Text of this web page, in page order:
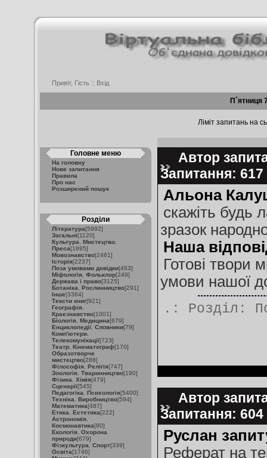
Привіт, Гість :: Вхід
П`ятниця
Ліміт запитань на
Головне меню
На головну
Нове запитання
Правила
Про нас
Розширений пошук
Розділи
Література[5992]
Загальні[1120]
Культура. Мистецтво.
Преса[1895]
Мовознавство[2461]
Історія[2237]
Поза умовами довідки[463]
Міфологія. Фольклор[249]
Держава і право[3125]
Ботаніка. Рослинництво[291]
Інше[3364]
Тексти книг[921]
Географія.
Краєзнавство[1001]
Біологія. Медицина[679]
Енциклопедії. Словники[79]
Комп'ютери.
Телекомунікації[723]
Театр. Кінематограф[170]
Образотворче
мистецтво[288]
Філософія. Релігія[747]
Зоологія. Тваринництво[180]
Фізика. Хімія[479]
Сценарії[545]
Педагогіка. Психологія[5400]
Техніка. Виробництво[594]
Математика[487]
Етика. Естетика[222]
Астрономія.
Космонавтика[80]
Екологія. Охорона
природи[679]
Фізкультура. Спорт[339]
Освіта[1746]
Автор
Запитання:
Альона
скажіть будь
зразок
Наша
Готові твори
умови нашої
.: Розділ:
Автор
Запитання:
Руслан
Реферат на